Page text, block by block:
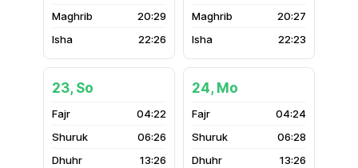
20:29
22:26
20:27
22:23
23, So
04:22
06:26
13:26
24, Mo
04:24
06:28
13:26